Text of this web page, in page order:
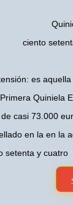
ciento
es
Primera Quiniela
casi 73.000
en la en la
setenta y